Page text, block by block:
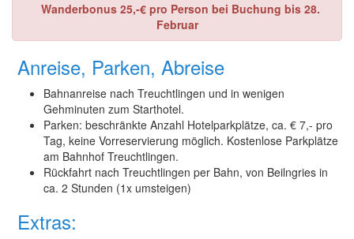
Wanderbonus 25,-€ pro Person bei Buchung bis 28.
Februar
Anreise, Parken, Abreise
Bahnanreise nach Treuchtlingen und in wenigen
Gehminuten zum Starthotel.
Parken: beschränkte Anzahl Hotelparkplätze, ca. € 7,- pro
Tag, keine Vorreservierung möglich. Kostenlose Parkplätze
am Bahnhof Treuchtlingen.
Rückfahrt nach Treuchtlingen per Bahn, von Beilngries in
ca. 2 Stunden (1x umsteigen)
Extras: